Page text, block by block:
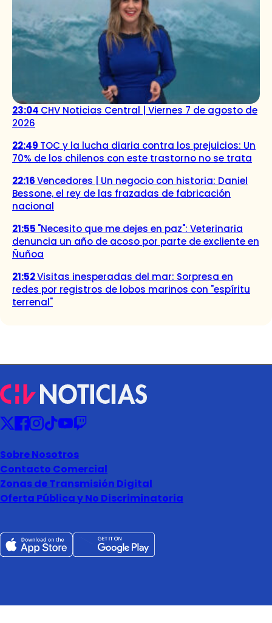
23:04 CHV Noticias Central | Viernes 7 de agosto de
2026
22:49 TOC y la lucha diaria contra los prejuicios: Un
70% de los chilenos con este trastorno no se trata
22:16Vencedores | Un negocio con historia: Daniel
Bessone, el rey de las frazadas de fabricación
nacional
21:55 "Necesito que me dejes en paz": Veterinaria
denuncia un año de acoso por parte de excliente en
Ñuñoa
21:52Visitas inesperadas del mar: Sorpresa en
redes por registros de lobos marinos con "espíritu
terrenal"
Sobre Nosotros
Contacto Comercial
Zonas de Transmisión Digital
Oferta Pública y No Discriminatoria